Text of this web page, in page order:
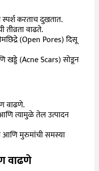
करताच दुखतात.
तीव्रता वाढते.
(Open Pores)दिसू
खड्डे (Acne Scars)सोडून
वाढणे.
त्यामुळे तेल उत्पादन
आणि मुरुमांची समस्या
वाढणे